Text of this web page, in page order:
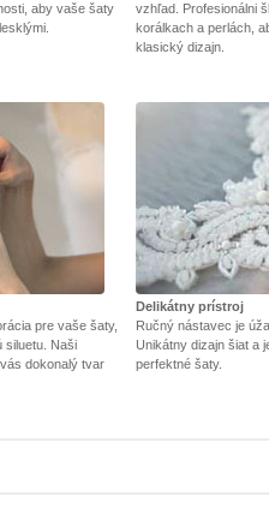
aby vaše šaty
vzhľad. Profesionálni
korálkach a perlách,
klasický dizajn.
pre vaše šaty,
siluetu. Naši
dokonalý tvar
Delikátny prístroj
Ručný nástavec je
Unikátny dizajn šiat a
perfektné šaty.